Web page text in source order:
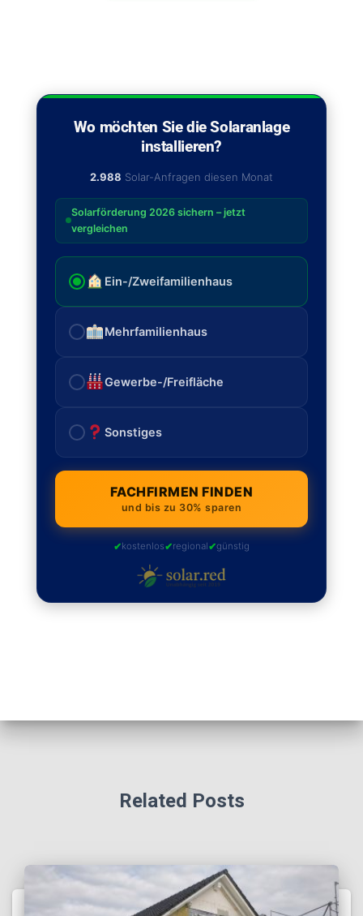
Wo möchten Sie die Solaranlage
installieren?
2.988 Solar-Anfragen diesen Monat
Solarförderung 2026 sichern – jetzt
vergleichen
Ein-/Zweifamilienhaus
Mehrfamilienhaus
Gewerbe-/Freifläche
Sonstiges
FACHFIRMEN FINDEN
und bis zu 30% sparen
✔kostenlos✔regional✔günstig
Related Posts